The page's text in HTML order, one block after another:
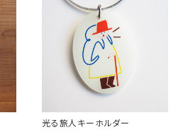
光る旅人キーホルダー